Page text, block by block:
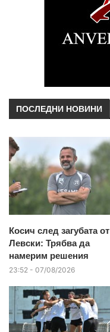
ПОСЛЕДНИ НОВИНИ
Косич след загубата от
Левски: Трябва да
намерим решения
23:52 - 07/08/2026